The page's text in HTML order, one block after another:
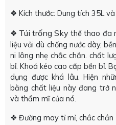
❖ Kích thước: Dung tích 35L
❖ Túi trống Sky thể thao đa
liệu vải dù chống nước dày,
ni lông nhẹ chắc chắn. chất
bỉ. Khoá kéo cao cấp bền bỉ.
dụng được khá lâu. Hiện
bằng chất liệu này đang trở
và thẩm mĩ của nó.
❖ Đường may tỉ mỉ, chắc chắn